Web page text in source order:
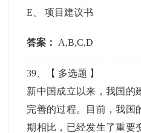
E 、项目建议书
答案： A,B,C,D
39 、【 多选题 】
新中国成立以来，我国的
完善的过程。目前，我国
期相比，已经发生了重要